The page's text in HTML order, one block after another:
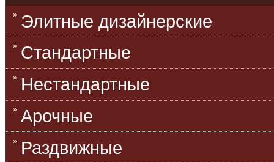
Элитные дизайнерские
Стандартные
Нестандартные
Арочные
Раздвижные